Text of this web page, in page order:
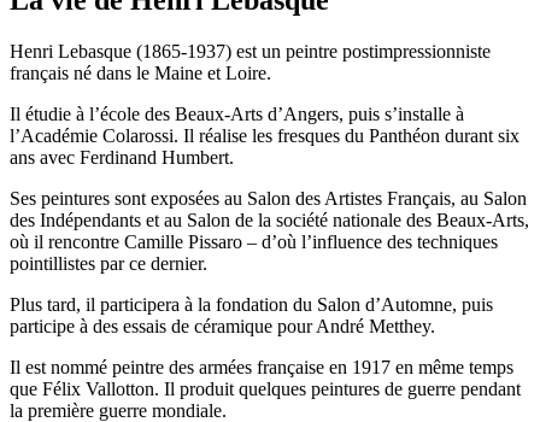
Henri Lebasque (1865-1937) est un peintre postimpressionniste
français né dans le Maine et Loire.
Il étudie à l’école des Beaux-Arts d’Angers, puis s’installe à
l’Académie Colarossi. Il réalise les fresques du Panthéon durant six
ans avec Ferdinand Humbert.
Ses peintures sont exposées au Salon des Artistes Français, au Salon
des Indépendants et au Salon de la société nationale des Beaux-Arts,
où il rencontre Camille Pissaro – d’où l’influence des techniques
pointillistes par ce dernier.
Plus tard, il participera à la fondation du Salon d’Automne, puis
participe à des essais de céramique pour André Metthey.
Il est nommé peintre des armées française en 1917 en même temps
que Félix Vallotton. Il produit quelques peintures de guerre pendant
la première guerre mondiale.